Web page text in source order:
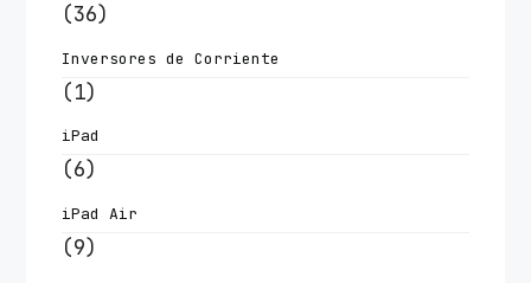
(36)
Inversores de Corriente
(1)
iPad
(6)
iPad Air
(9)